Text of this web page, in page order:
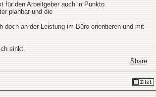
für den Arbeitgeber auch in Punkto
planbar und die
doch an der Leistung im Büro orientieren und mit
sinkt.
Share